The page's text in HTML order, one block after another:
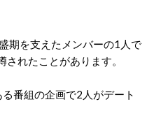
期を支えたメンバーの1 人で
れたことがあります。
番組の企画で2 人がデート